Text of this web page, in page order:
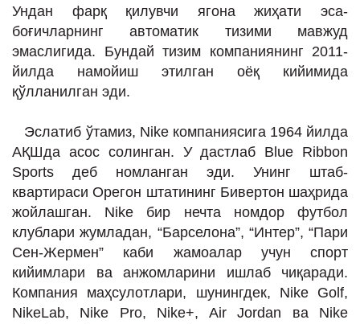
Ундан фарқ қилувчи ягона жиҳати эса-
боғичларнинг автоматик тизими мавжуд
эмаслигида. Бундай тизим компаниянинг 2011-
йилда намойиш этилган оёқ кийимида
қўлланилган эди.
Эслатиб ўтамиз, Nike компаниясига 1964 йилда
АҚШда асос солинган. У дастлаб Blue Ribbon
Sports деб номланган эди. Унинг штаб-
квартираси Орегон штатининг Бивертон шаҳрида
жойлашган. Nike бир нечта номдор футбол
клублари жумладан, “Барселона”, “Интер”, “Пари
Сен-Жермен” каби жамоалар учун спорт
кийимлари ва анжомларини ишлаб чиқаради.
Компания маҳсулотлари, шунингдек, Nike Golf,
NikeLab, Nike Pro, Nike+, Air Jordan ва Nike